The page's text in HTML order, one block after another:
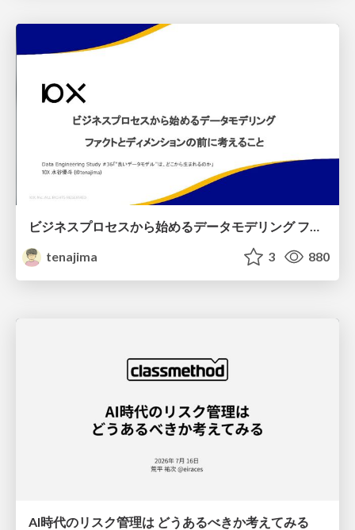
ビジネスプロセスから始めるデータモデリング ファクトとディメンションの前に考えること
tenajima
3 880
AI時代のリスク管理は どうあるべきか考えてみる